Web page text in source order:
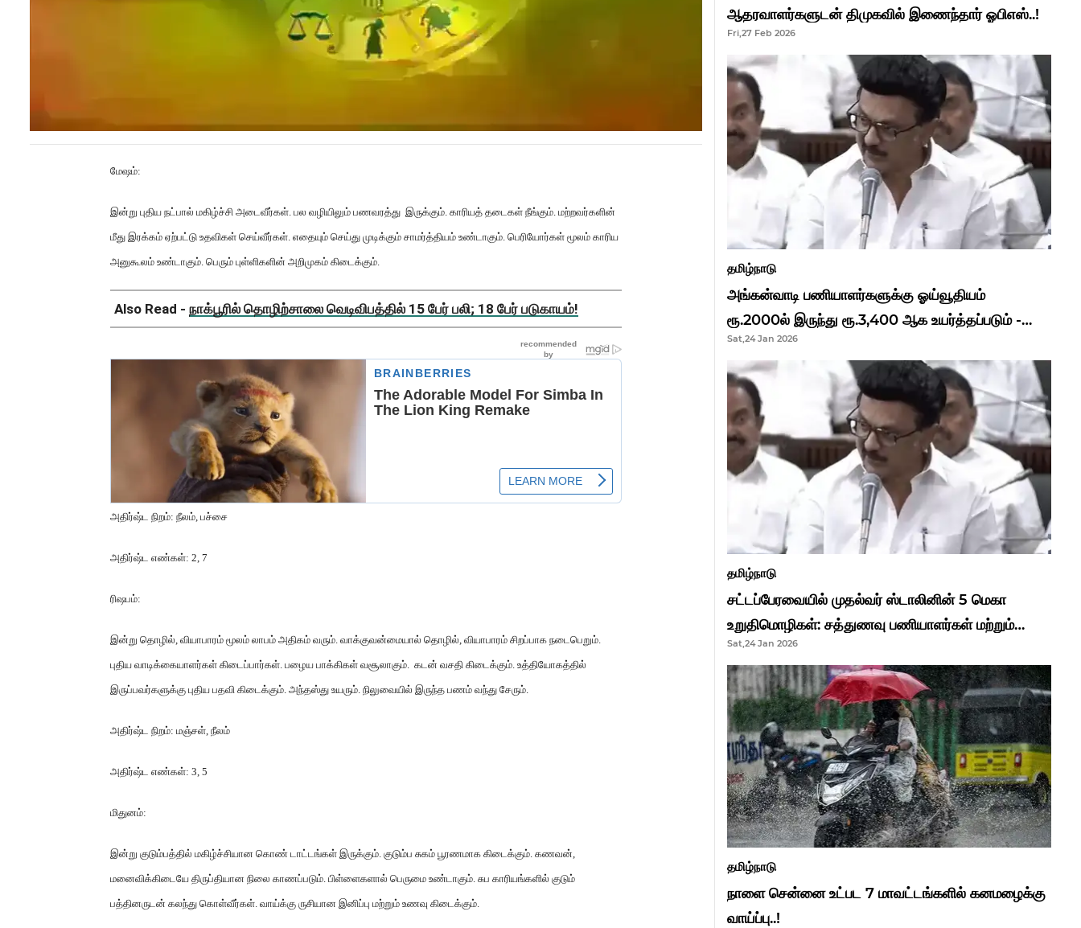
மேஷம்:
இன்று புதிய நட்பால் மகிழ்ச்சி அடைவீர்கள். பல வழியிலும் பணவரத்து இருக்கும். காரியத் தடைகள் நீங்கும். மற்றவர்களின்
மீது இரக்கம் ஏற்பட்டு உதவிகள் செய்வீர்கள். எதையும் செய்து முடிக்கும் சாமர்த்தியம் உண்டாகும். பெரியோர்கள் மூலம் காரிய
அனுகூலம் உண்டாகும். பெரும் புள்ளிகளின் அறிமுகம் கிடைக்கும்.
Also Read - நாக்பூரில் தொழிற்சாலை வெடிவிபத்தில் 15 பேர் பலி; 18 பேர் படுகாயம்!
அதிர்ஷ்ட நிறம்: நீலம், பச்சை
அதிர்ஷ்ட எண்கள்: 2, 7
ரிஷபம்:
இன்று தொழில், வியாபாரம் மூலம் லாபம் அதிகம் வரும். வாக்குவன்மையால் தொழில், வியாபாரம் சிறப்பாக நடைபெறும்.
புதிய வாடிக்கையாளர்கள் கிடைப்பார்கள். பழைய பாக்கிகள் வசூலாகும். கடன் வசதி கிடைக்கும். உத்தியோகத்தில்
இருப்பவர்களுக்கு புதிய பதவி கிடைக்கும். அந்தஸ்து உயரும். நிலுவையில் இருந்த பணம் வந்து சேரும்.
அதிர்ஷ்ட நிறம்: மஞ்சள், நீலம்
அதிர்ஷ்ட எண்கள்: 3, 5
மிதுனம்:
இன்று குடும்பத்தில் மகிழ்ச்சியான கொண் டாட்டங்கள் இருக்கும். குடும்ப சுகம் பூரணமாக கிடைக்கும். கணவன்,
மனைவிக்கிடையே திருப்தியான நிலை காணப்படும். பிள்ளைகளால் பெருமை உண்டாகும். சுப காரியங்களில் குடும்
பத்தினருடன் கலந்து கொள்வீர்கள். வாய்க்கு ருசியான இனிப்பு மற்றும் உணவு கிடைக்கும்.
ஆதரவாளர்களுடன் திமுகவில் இணைந்தார் ஓபிஎஸ்..!
Fri,27 Feb 2026
தமிழ்நாடு
அங்கன்வாடி பணியாளர்களுக்கு ஓய்வூதியம்
ரூ.2000ல் இருந்து ரூ.3,400 ஆக உயர்த்தப்படும் -
முதல்வர் மு.க.ஸ்டாலின்..!
Sat,24 Jan 2026
தமிழ்நாடு
சட்டப்பேரவையில் முதல்வர் ஸ்டாலினின் 5 மெகா
உறுதிமொழிகள்: சத்துணவு பணியாளர்கள் மற்றும்
ஆசிரியர்களுக்கு ஜாக்பாட்!
Sat,24 Jan 2026
தமிழ்நாடு
நாளை சென்னை உட்பட 7 மாவட்டங்களில் கனமழைக்கு
வாய்ப்பு..!